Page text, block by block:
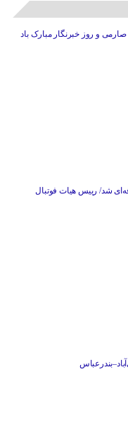
و روز خبرنگار مبارک باد
شد/ رییس هیات فوتبال